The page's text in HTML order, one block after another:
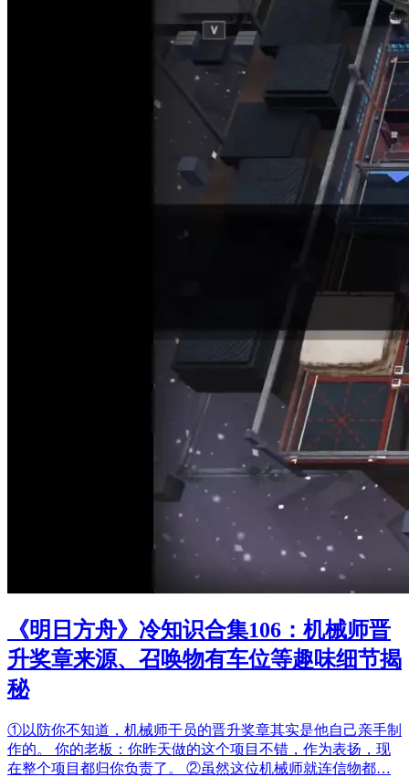
《明日方舟》冷知识合集106：机械师晋
升奖章来源、召唤物有车位等趣味细节揭
秘
①以防你不知道，机械师干员的晋升奖章其实是他自己亲手制
作的。 你的老板：你昨天做的这个项目不错，作为表扬，现
在整个项目都归你负责了。 ②虽然这位机械师就连信物都…